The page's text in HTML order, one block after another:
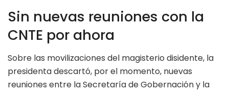
Sin nuevas reuniones con la
CNTE por ahora
Sobre las movilizaciones del magisterio disidente, la
presidenta descartó, por el momento, nuevas
reuniones entre la Secretaría de Gobernación y la